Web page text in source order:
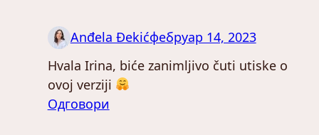
Anđela Đekićфебруар 14, 2023
Hvala Irina, biće zanimljivo čuti utiske o
ovoj verziji
Одговори